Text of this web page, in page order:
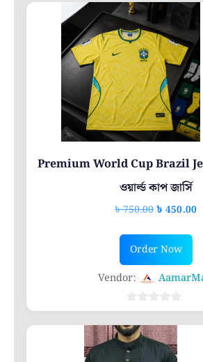
Premium World Cup Brazil
ওয়ার্ল্ড কাপ জার্সি
৳750.00Original
was:
৳ 750.00.
৳ 450.00
Order Now
Vendor:
0
out
of
5